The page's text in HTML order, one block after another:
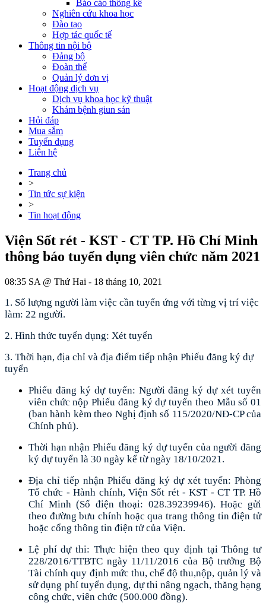
Báo cáo thống kê
Nghiên cứu khoa học
Đào tạo
Hợp tác quốc tế
Thông tin nội bộ
Đảng bộ
Đoàn thể
Quản lý đơn vị
Hoạt động dịch vụ
Dịch vụ khoa học kỹ thuật
Khám bệnh giun sán
Hỏi đáp
Mua sắm
Tuyển dụng
Liên hệ
Trang chủ
>
Tin tức sự kiện
>
Tin hoạt động
Viện Sốt rét - KST - CT TP. Hồ Chí Minh
thông báo tuyển dụng viên chức năm 2021
08:35 SA @ Thứ Hai - 18 tháng 10, 2021
1. Số lượng người làm việc cần tuyển ứng với từng vị trí việc
làm: 22 người.
2. Hình thức tuyển dụng: Xét tuyển
3. Thời hạn, địa chỉ và địa điểm tiếp nhận Phiếu đăng ký dự
tuyển
Phiếu đăng ký dự tuyển: Người đăng ký dự xét tuyển
viên chức nộp Phiếu đăng ký dự tuyển theo Mẫu số 01
(ban hành kèm theo Nghị định số 115/2020/NĐ-CP của
Chính phủ).
Thời hạn nhận Phiếu đăng ký dự tuyển của người đăng
ký dự tuyển là 30 ngày kể từ ngày 18/10/2021.
Địa chỉ tiếp nhận Phiếu đăng ký dự xét tuyển: Phòng
Tổ chức - Hành chính, Viện Sốt rét - KST - CT TP. Hồ
Chí Minh (Số điện thoại: 028.39239946). Hoặc gửi
theo đường bưu chính hoặc qua trang thông tin điện tử
hoặc cổng thông tin điện tử của Viện.
Lệ phí dự thi: Thực hiện theo quy định tại Thông tư
228/2016/TTBTC ngày 11/11/2016 của Bộ trưởng Bộ
Tài chính quy định mức thu, chế độ thu,nộp, quản lý và
sử dụng phí tuyển dụng, dự thi nâng ngạch, thăng hạng
công chức, viên chức (500.000 đồng).